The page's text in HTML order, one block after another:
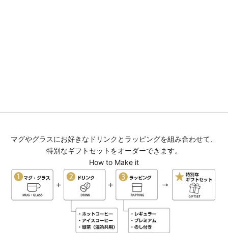
マグやグラスにお好きなドリンクとラッピングを組み合わせて、
特別なギフトセットをオーダーできます。
How to Make it